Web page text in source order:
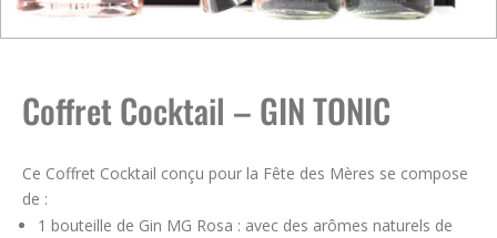
Coffret Cocktail – GIN TONIC
Ce Coffret Cocktail conçu pour la Fête des Mères se compose
de :
1 bouteille de Gin MG Rosa : avec des arômes naturels de